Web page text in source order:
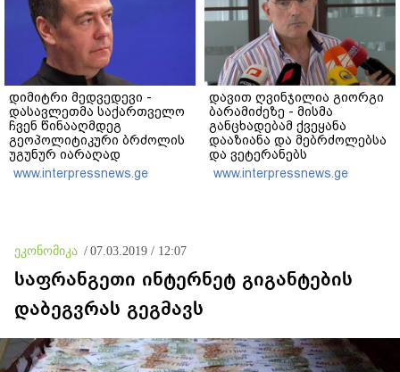
დიმიტრი მედვედევი -
დასავლეთმა საქართველო
ჩვენ წინააღმდეგ
გეოპოლიტიკური ბრძოლის
უგუნურ იარაღად
გამოიყენა იმ მომენტში,
როდესაც ეს მისთვის
www.interpressnews.ge
დავით ღვინჯილია გიორგი
ბარამიძეზე - მისმა
განცხადებამ ქვეყანა
დააზიანა და მებრძოლებსა
და ვეტერანებს
შეურაცხყოფა მიაყენა
www.interpressnews.ge
ეკონომიკა / 07.03.2019 / 12:07
საფრანგეთი ინტერნეტ გიგანტების
დაბეგვრას გეგმავს